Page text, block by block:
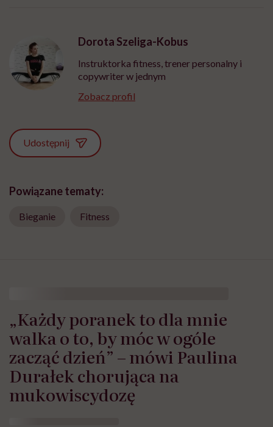
Dorota Szeliga-Kobus
Instruktorka fitness, trener personalny i
copywriter w jednym
Zobacz profil
Udostępnij
Powiązane tematy:
Bieganie Fitness
„Każdy poranek to dla mnie
walka o to, by móc w ogóle
zacząć dzień” – mówi Paulina
Durałek chorująca na
mukowiscydozę